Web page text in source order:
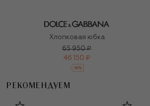
Хлопковая юбка
65 950 ₽
46 150 ₽
-30%
РЕКОМЕНДУЕМ